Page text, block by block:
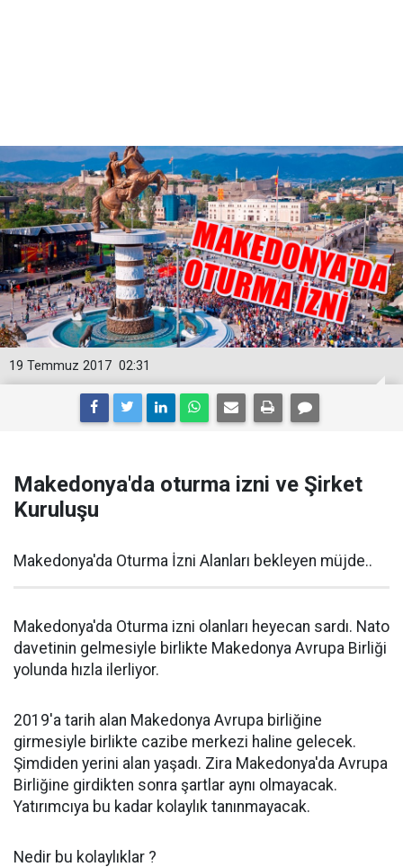
02:31
19 Temmuz 2017
Makedonya'da oturma izni ve Şirket
Kuruluşu
Makedonya'da Oturma İzni Alanları bekleyen müjde..
Makedonya'da Oturma izni olanları heyecan sardı. Nato
davetinin gelmesiyle birlikte Makedonya Avrupa Birliği
yolunda hızla ilerliyor.
2019'a tarih alan Makedonya Avrupa birliğine
girmesiyle birlikte cazibe merkezi haline gelecek.
Şimdiden yerini alan yaşadı. Zira Makedonya'da Avrupa
Birliğine girdikten sonra şartlar aynı olmayacak.
Yatırımcıya bu kadar kolaylık tanınmayacak.
Nedir bu kolaylıklar ?